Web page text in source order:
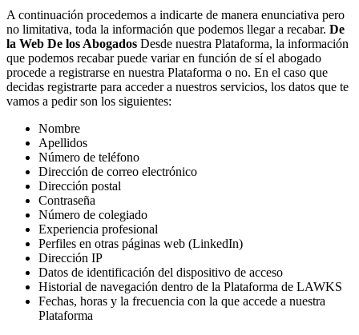
A continuación procedemos a indicarte de manera enunciativa pero
no limitativa, toda la información que podemos llegar a recabar. De
la Web De los Abogados Desde nuestra Plataforma, la información
que podemos recabar puede variar en función de sí el abogado
procede a registrarse en nuestra Plataforma o no. En el caso que
decidas registrarte para acceder a nuestros servicios, los datos que te
vamos a pedir son los siguientes:
Nombre
Apellidos
Número de teléfono
Dirección de correo electrónico
Dirección postal
Contraseña
Número de colegiado
Experiencia profesional
Perfiles en otras páginas web (LinkedIn)
Dirección IP
Datos de identificación del dispositivo de acceso
Historial de navegación dentro de la Plataforma de LAWKS
Fechas, horas y la frecuencia con la que accede a nuestra
Plataforma